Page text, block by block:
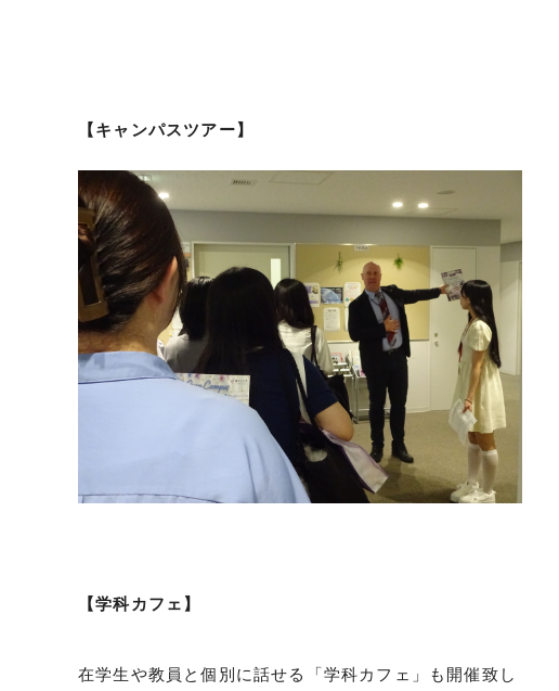
【キャンパスツアー】
【学科カフェ】
在学生や教員と個別に話せる「学科カフェ」も開催致し